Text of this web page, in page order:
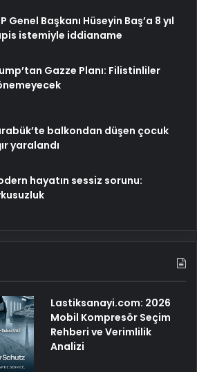
Genel Başkanı Hüseyin Baş’a 8 yıl
istemiyle iddianame
Gazze Planı: Filistinliler
balkondan düşen çocuk
yaralandı
hayatın sessiz sorunu:
Lastiksanayi.com: 2026
Mobil Kompresör Seçim
Rehberi ve Verimlilik
Analizi